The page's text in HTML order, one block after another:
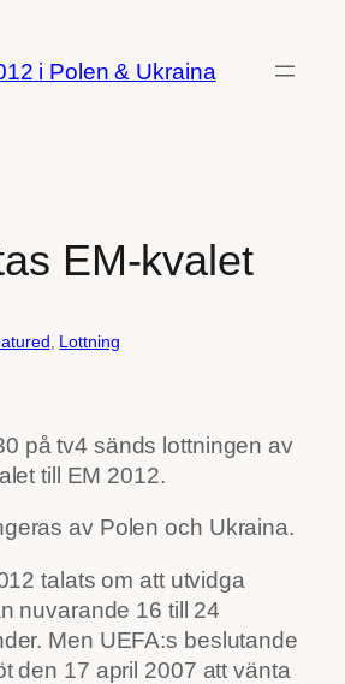
i Polen & Ukraina
EM-kvalet
Lottning
på tv4 sänds lottningen av
till EM 2012.
av Polen och Ukraina.
talats om att utvidga
nuvarande 16 till 24
Men UEFA:s beslutande
den 17 april 2007 att vänta